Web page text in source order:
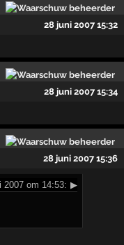
28 juni 2007 15:32
28 juni 2007 15:34
28 juni 2007 15:36
2007 om 14:53: ▶